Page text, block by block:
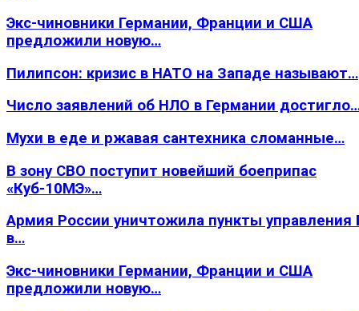
Экс-чиновники Германии, Франции и США
предложили новую…
Пилипсон: кризис в НАТО на Западе называют…
Число заявлений об НЛО в Германии
Мухи в еде и ржавая сантехника сломанные…
В зону СВО поступит новейший боеприпас
«Куб-10МЭ»…
Армия России уничтожила пункты
в…
Экс-чиновники Германии, Франции и США
предложили новую…